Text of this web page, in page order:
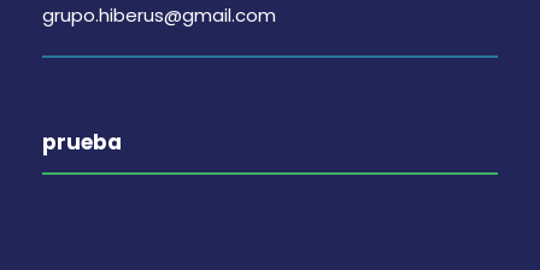
s
t
a
s
t
o
o
grupo.hiberus@gmail.com
prueba